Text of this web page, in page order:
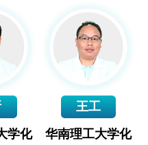
学化
王工
华南理工大学化